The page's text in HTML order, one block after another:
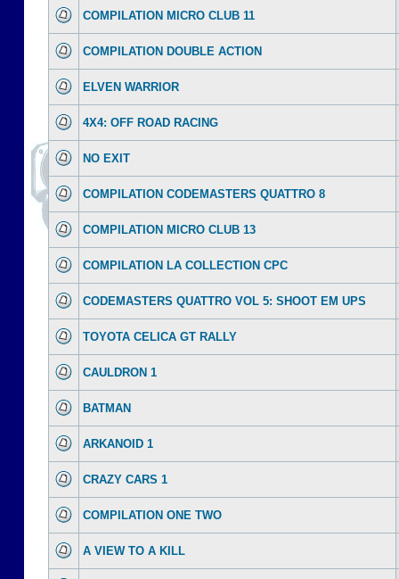
COMPILATION MICRO CLUB 11
COMPILATION DOUBLE ACTION
ELVEN WARRIOR
4X4: OFF ROAD RACING
NO EXIT
COMPILATION CODEMASTERS QUATTRO 8
COMPILATION MICRO CLUB 13
COMPILATION LA COLLECTION CPC
CODEMASTERS QUATTRO VOL 5: SHOOT EM UPS
TOYOTA CELICA GT RALLY
CAULDRON 1
BATMAN
ARKANOID 1
CRAZY CARS 1
COMPILATION ONE TWO
A VIEW TO A KILL